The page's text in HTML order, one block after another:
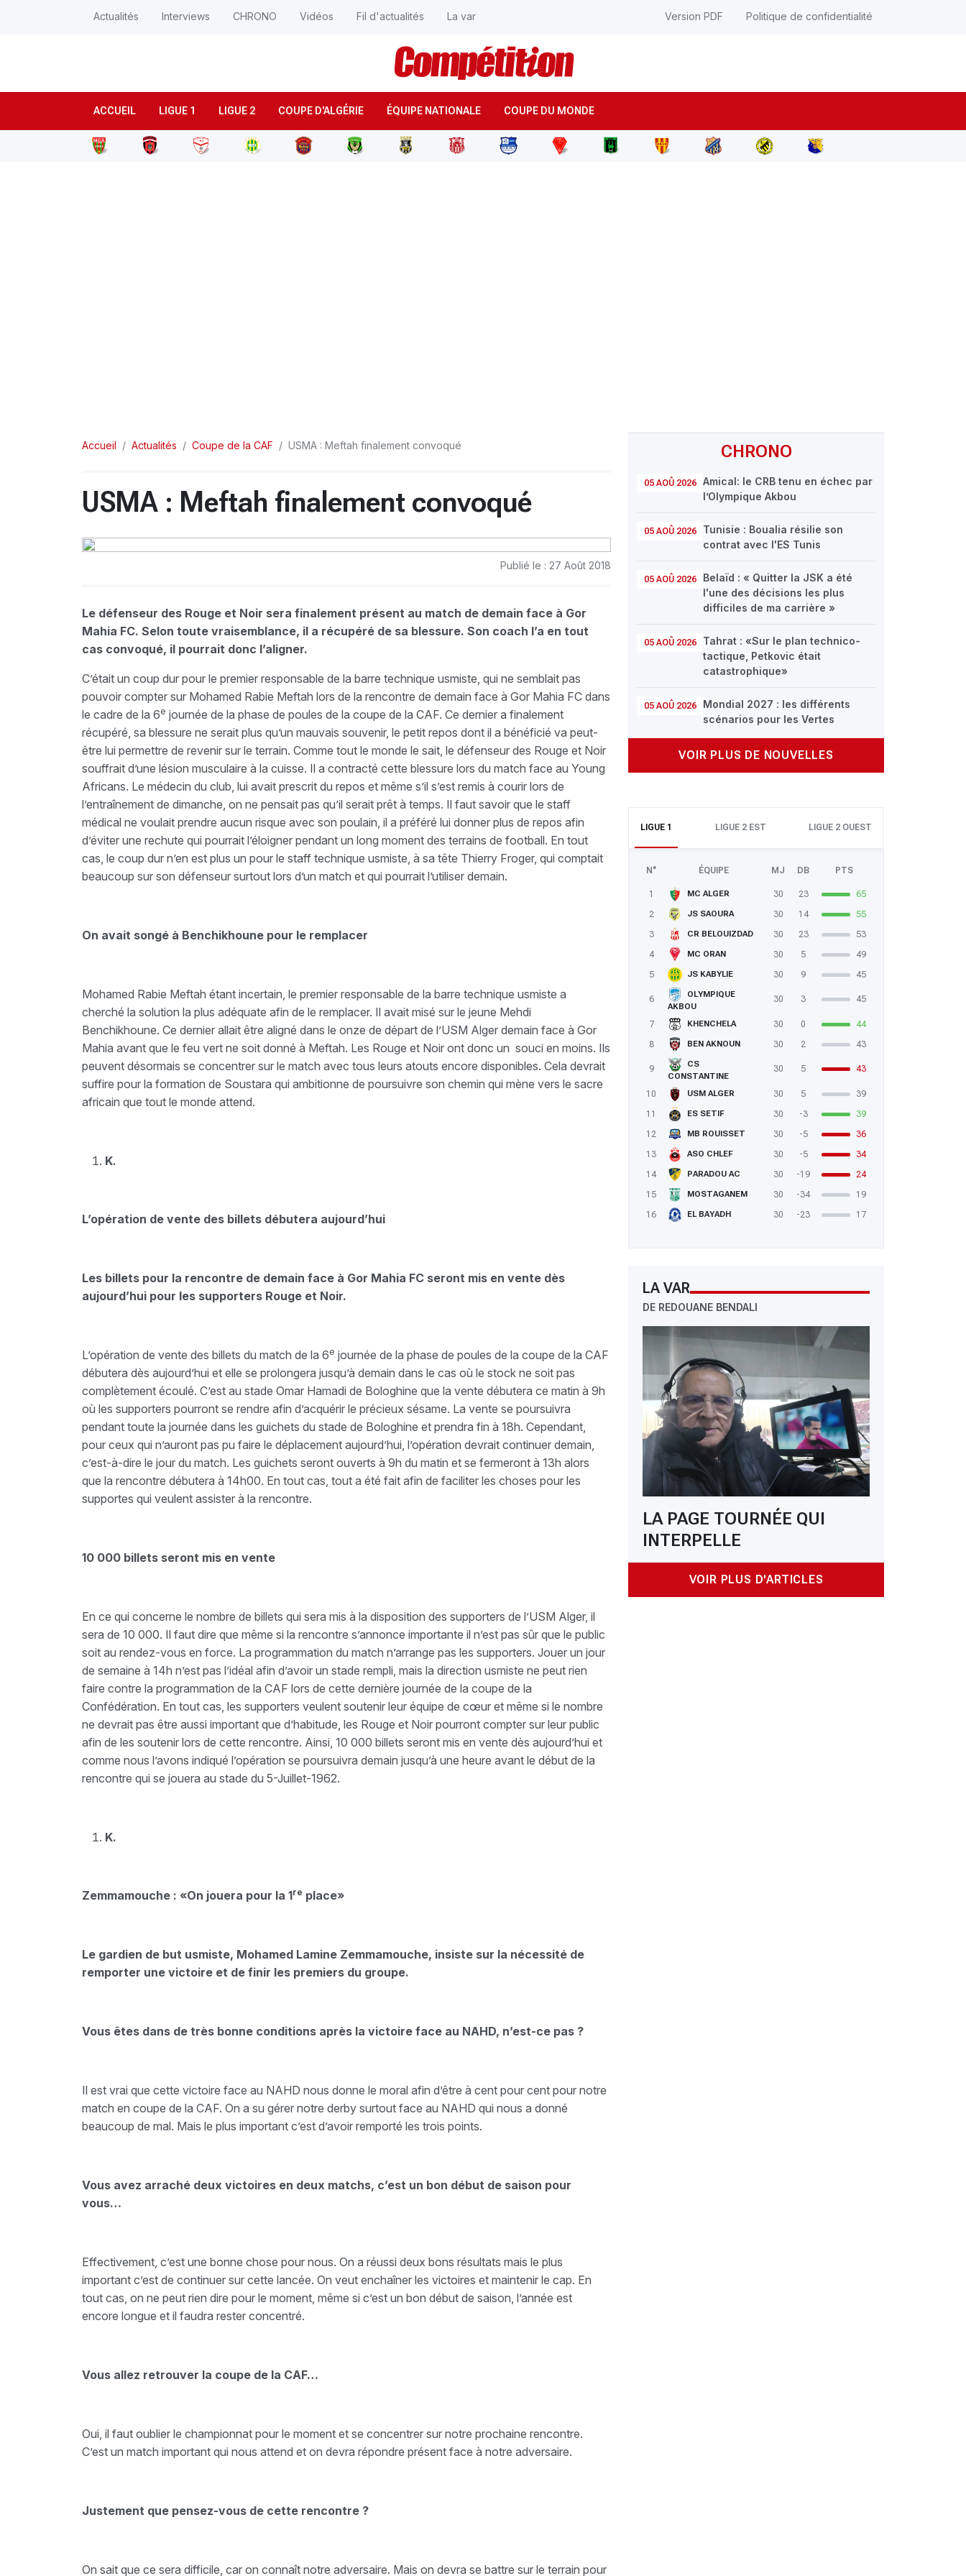
ACCUEIL LIGUE 1 LIGUE 2 COUPE D'ALGÉRIE ÉQUIPE NATIONALE COUPE DU MONDE
Actualités Interviews CHRONO Vidéos Fil d'actualités La var Version PDF Politique de confidentialité
CHRONO
05 AOÛ 2026
Amical: le CRB tenu en échec par
l’Olympique Akbou
05 AOÛ 2026
Tunisie : Boualia résilie son
contrat avec l'ES Tunis
05 AOÛ 2026
Belaïd : « Quitter la JSK a été
l'une des décisions les plus
difficiles de ma carrière »
05 AOÛ 2026
Tahrat : «Sur le plan technico-
tactique, Petkovic était
catastrophique»
05 AOÛ 2026
Mondial 2027 : les différents
scénarios pour les Vertes
VOIR PLUS DE NOUVELLES
LIGUE 1 LIGUE 2 EST LIGUE 2 OUEST
N° ÉQUIPE MJ DB PTS
1 MC ALGER 30 23
65
2
JS SAOURA 30 14
55
3
CR BELOUIZDAD 30 23
53
4
MC ORAN 30 5
49
5
JS KABYLIE 30 9 45
6
OLYMPIQUE
AKBOU
30 3 45
7 KHENCHELA 30 0
44
8
BEN AKNOUN 30 2 43
9
CS
CONSTANTINE
30 5 43
10 USM ALGER 30 5
39
11
ES SETIF 30 -3
39
12
MB ROUISSET 30 -5
36
13
ASO CHLEF 30 -5
34
14
PARADOU AC 30 -19
24
15
MOSTAGANEM 30 -34
19
16
EL BAYADH 30 -23 17
LA VAR
DE REDOUANE BENDALI
LA PAGE TOURNÉE QUI
INTERPELLE
VOIR PLUS D'ARTICLES
Accueil Actualités Coupe de la CAF USMA : Meftah finalement convoqué
USMA : Meftah finalement convoqué
Publié le : 27 Août 2018
Le défenseur des Rouge et Noir sera finalement présent au match de demain face à Gor
Mahia FC. Selon toute vraisemblance, il a récupéré de sa blessure. Son coach l’a en tout
cas convoqué, il pourrait donc l’aligner.
C’était un coup dur pour le premier responsable de la barre technique usmiste, qui ne semblait pas
pouvoir compter sur Mohamed Rabie Meftah lors de la rencontre de demain face à Gor Mahia FC dans
le cadre de la 6e journée de la phase de poules de la coupe de la CAF. Ce dernier a finalement
récupéré, sa blessure ne serait plus qu’un mauvais souvenir, le petit repos dont il a bénéficié va peut-
être lui permettre de revenir sur le terrain. Comme tout le monde le sait, le défenseur des Rouge et Noir
souffrait d’une lésion musculaire à la cuisse. Il a contracté cette blessure lors du match face au Young
Africans. Le médecin du club, lui avait prescrit du repos et même s’il s’est remis à courir lors de
l’entraînement de dimanche, on ne pensait pas qu’il serait prêt à temps. Il faut savoir que le staff
médical ne voulait prendre aucun risque avec son poulain, il a préféré lui donner plus de repos afin
d’éviter une rechute qui pourrait l’éloigner pendant un long moment des terrains de football. En tout
cas, le coup dur n’en est plus un pour le staff technique usmiste, à sa tête Thierry Froger, qui comptait
beaucoup sur son défenseur surtout lors d’un match et qui pourrait l’utiliser demain.
On avait songé à Benchikhoune pour le remplacer
Mohamed Rabie Meftah étant incertain, le premier responsable de la barre technique usmiste a
cherché la solution la plus adéquate afin de le remplacer. Il avait misé sur le jeune Mehdi
Benchikhoune. Ce dernier allait être aligné dans le onze de départ de l’USM Alger demain face à Gor
Mahia avant que le feu vert ne soit donné à Meftah. Les Rouge et Noir ont donc un souci en moins. Ils
peuvent désormais se concentrer sur le match avec tous leurs atouts encore disponibles. Cela devrait
suffire pour la formation de Soustara qui ambitionne de poursuivre son chemin qui mène vers le sacre
africain que tout le monde attend.
K.
L’opération de vente des billets débutera aujourd’hui
Les billets pour la rencontre de demain face à Gor Mahia FC seront mis en vente dès
aujourd’hui pour les supporters Rouge et Noir.
L’opération de vente des billets du match de la 6e journée de la phase de poules de la coupe de la CAF
débutera dès aujourd’hui et elle se prolongera jusqu’à demain dans le cas où le stock ne soit pas
complètement écoulé. C’est au stade Omar Hamadi de Bologhine que la vente débutera ce matin à 9h
où les supporters pourront se rendre afin d’acquérir le précieux sésame. La vente se poursuivra
pendant toute la journée dans les guichets du stade de Bologhine et prendra fin à 18h. Cependant,
pour ceux qui n’auront pas pu faire le déplacement aujourd’hui, l’opération devrait continuer demain,
c’est-à-dire le jour du match. Les guichets seront ouverts à 9h du matin et se fermeront à 13h alors
que la rencontre débutera à 14h00. En tout cas, tout a été fait afin de faciliter les choses pour les
supportes qui veulent assister à la rencontre.
10 000 billets seront mis en vente
En ce qui concerne le nombre de billets qui sera mis à la disposition des supporters de l’USM Alger, il
sera de 10 000. Il faut dire que même si la rencontre s’annonce importante il n’est pas sûr que le public
soit au rendez-vous en force. La programmation du match n’arrange pas les supporters. Jouer un jour
de semaine à 14h n’est pas l’idéal afin d’avoir un stade rempli, mais la direction usmiste ne peut rien
faire contre la programmation de la CAF lors de cette dernière journée de la coupe de la
Confédération. En tout cas, les supporters veulent soutenir leur équipe de cœur et même si le nombre
ne devrait pas être aussi important que d’habitude, les Rouge et Noir pourront compter sur leur public
afin de les soutenir lors de cette rencontre. Ainsi, 10 000 billets seront mis en vente dès aujourd’hui et
comme nous l’avons indiqué l’opération se poursuivra demain jusqu’à une heure avant le début de la
rencontre qui se jouera au stade du 5-Juillet-1962.
K.
Zemmamouche : «On jouera pour la 1re place»
Le gardien de but usmiste, Mohamed Lamine Zemmamouche, insiste sur la nécessité de
remporter une victoire et de finir les premiers du groupe.
Vous êtes dans de très bonne conditions après la victoire face au NAHD, n’est-ce pas ?
Il est vrai que cette victoire face au NAHD nous donne le moral afin d’être à cent pour cent pour notre
match en coupe de la CAF. On a su gérer notre derby surtout face au NAHD qui nous a donné
beaucoup de mal. Mais le plus important c’est d’avoir remporté les trois points.
Vous avez arraché deux victoires en deux matchs, c’est un bon début de saison pour
vous…
Effectivement, c’est une bonne chose pour nous. On a réussi deux bons résultats mais le plus
important c’est de continuer sur cette lancée. On veut enchaîner les victoires et maintenir le cap. En
tout cas, on ne peut rien dire pour le moment, même si c’est un bon début de saison, l’année est
encore longue et il faudra rester concentré.
Vous allez retrouver la coupe de la CAF…
Oui, il faut oublier le championnat pour le moment et se concentrer sur notre prochaine rencontre.
C’est un match important qui nous attend et on devra répondre présent face à notre adversaire.
Justement que pensez-vous de cette rencontre ?
On sait que ce sera difficile, car on connaît notre adversaire. Mais on devra se battre sur le terrain pour